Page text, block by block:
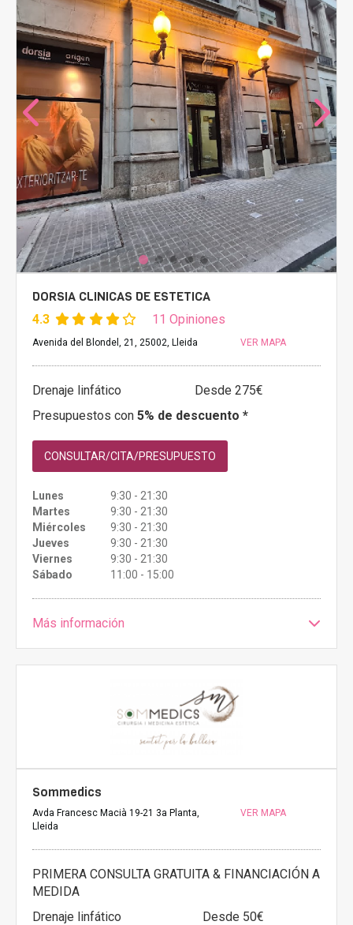
DORSIA CLINICAS DE ESTETICA
4.3 11 Opiniones
Avenida del Blondel, 21, 25002, Lleida VER MAPA
Drenaje linfático
Desde 275€
Presupuestos con 5% de descuento *
CONSULTAR/CITA/PRESUPUESTO
Lunes
9:30 - 21:30
Martes
9:30 - 21:30
Miércoles
9:30 - 21:30
Jueves
9:30 - 21:30
Viernes
9:30 - 21:30
Sábado
11:00 - 15:00
Más información
Sommedics
Avda Francesc Macià 19-21 3a Planta,
Lleida
VER MAPA
PRIMERA CONSULTA GRATUITA & FINANCIACIÓN A
MEDIDA
Drenaje linfático
Desde 50€